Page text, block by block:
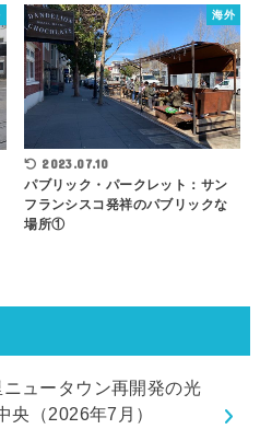
海外
2023.07.10
パブリック・パークレット：サン
フランシスコ発祥のパブリックな
場所①
ニュータウン再開発の光
央（2026年7月）